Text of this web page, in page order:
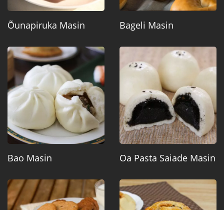
Õunapiruka Masin Bageli Masin
Bao Masin Oa Pasta Saiade Masin